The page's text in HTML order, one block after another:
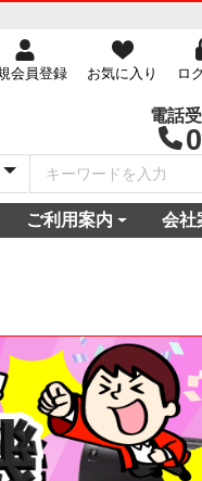
会員登録 お気に入り ロ
電話
ご利用案内
会社